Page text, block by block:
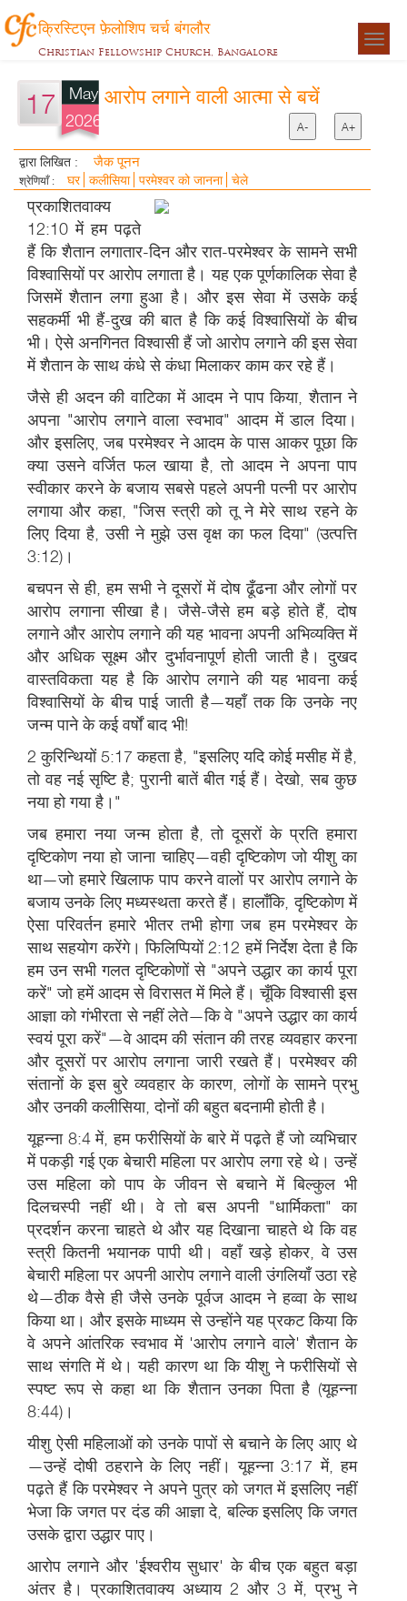
क्रिस्टिएन फ़ेलोशिप चर्च बंगलौर
Christian Fellowship Church, Bangalore
17
May
2026
आरोप लगाने वाली आत्मा से बचें
A- A+
द्वारा लिखित : जैक पूनन
श्रेणियाँ : घर कलीसिया परमेश्वर को जानना चेले
प्रकाशितवाक्य
12:10 में हम पढ़ते
हैं कि शैतान लगातार-दिन और रात-परमेश्वर के सामने सभी
विश्वासियों पर आरोप लगाता है। यह एक पूर्णकालिक सेवा है
जिसमें शैतान लगा हुआ है। और इस सेवा में उसके कई
सहकर्मी भी हैं-दुख की बात है कि कई विश्वासियों के बीच
भी। ऐसे अनगिनत विश्वासी हैं जो आरोप लगाने की इस सेवा
में शैतान के साथ कंधे से कंधा मिलाकर काम कर रहे हैं।
जैसे ही अदन की वाटिका में आदम ने पाप किया, शैतान ने
अपना "आरोप लगाने वाला स्वभाव" आदम में डाल दिया।
और इसलिए, जब परमेश्वर ने आदम के पास आकर पूछा कि
क्या उसने वर्जित फल खाया है, तो आदम ने अपना पाप
स्वीकार करने के बजाय सबसे पहले अपनी पत्नी पर आरोप
लगाया और कहा, "जिस स्त्री को तू ने मेरे साथ रहने के
लिए दिया है, उसी ने मुझे उस वृक्ष का फल दिया" (उत्पत्ति
3:12)।
बचपन से ही, हम सभी ने दूसरों में दोष ढूँढना और लोगों पर
आरोप लगाना सीखा है। जैसे-जैसे हम बड़े होते हैं, दोष
लगाने और आरोप लगाने की यह भावना अपनी अभिव्यक्ति में
और अधिक सूक्ष्म और दुर्भावनापूर्ण होती जाती है। दुखद
वास्तविकता यह है कि आरोप लगाने की यह भावना कई
विश्वासियों के बीच पाई जाती है—यहाँ तक कि उनके नए
जन्म पाने के कई वर्षों बाद भी!
2 कुरिन्थियों 5:17 कहता है, "इसलिए यदि कोई मसीह में है,
तो वह नई सृष्टि है; पुरानी बातें बीत गई हैं। देखो, सब कुछ
नया हो गया है।"
जब हमारा नया जन्म होता है, तो दूसरों के प्रति हमारा
दृष्टिकोण नया हो जाना चाहिए—वही दृष्टिकोण जो यीशु का
था—जो हमारे खिलाफ पाप करने वालों पर आरोप लगाने के
बजाय उनके लिए मध्यस्थता करते हैं। हालाँकि, दृष्टिकोण में
ऐसा परिवर्तन हमारे भीतर तभी होगा जब हम परमेश्वर के
साथ सहयोग करेंगे। फिलिप्पियों 2:12 हमें निर्देश देता है कि
हम उन सभी गलत दृष्टिकोणों से "अपने उद्धार का कार्य पूरा
करें" जो हमें आदम से विरासत में मिले हैं। चूँकि विश्वासी इस
आज्ञा को गंभीरता से नहीं लेते—कि वे "अपने उद्धार का कार्य
स्वयं पूरा करें"—वे आदम की संतान की तरह व्यवहार करना
और दूसरों पर आरोप लगाना जारी रखते हैं। परमेश्वर की
संतानों के इस बुरे व्यवहार के कारण, लोगों के सामने प्रभु
और उनकी कलीसिया, दोनों की बहुत बदनामी होती है।
यूहन्ना 8:4 में, हम फरीसियों के बारे में पढ़ते हैं जो व्यभिचार
में पकड़ी गई एक बेचारी महिला पर आरोप लगा रहे थे। उन्हें
उस महिला को पाप के जीवन से बचाने में बिल्कुल भी
दिलचस्पी नहीं थी। वे तो बस अपनी "धार्मिकता" का
प्रदर्शन करना चाहते थे और यह दिखाना चाहते थे कि वह
स्त्री कितनी भयानक पापी थी। वहाँ खड़े होकर, वे उस
बेचारी महिला पर अपनी आरोप लगाने वाली उंगलियाँ उठा रहे
थे—ठीक वैसे ही जैसे उनके पूर्वज आदम ने हव्वा के साथ
किया था। और इसके माध्यम से उन्होंने यह प्रकट किया कि
वे अपने आंतरिक स्वभाव में 'आरोप लगाने वाले' शैतान के
साथ संगति में थे। यही कारण था कि यीशु ने फरीसियों से
स्पष्ट रूप से कहा था कि शैतान उनका पिता है (यूहन्ना
8:44)।
यीशु ऐसी महिलाओं को उनके पापों से बचाने के लिए आए थे
—उन्हें दोषी ठहराने के लिए नहीं। यूहन्ना 3:17 में, हम
पढ़ते हैं कि परमेश्वर ने अपने पुत्र को जगत में इसलिए नहीं
भेजा कि जगत पर दंड की आज्ञा दे, बल्कि इसलिए कि जगत
उसके द्वारा उद्धार पाए।
आरोप लगाने और 'ईश्वरीय सुधार' के बीच एक बहुत बड़ा
अंतर है। प्रकाशितवाक्य अध्याय 2 और 3 में, प्रभु ने